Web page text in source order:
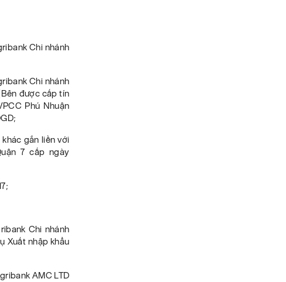
Chi nhánh
Chi nhánh
được cấp tín
Phú Nhuận
gắn liền với
7 cấp ngày
Chi nhánh
Xuất nhập khẩu
AMC LTD